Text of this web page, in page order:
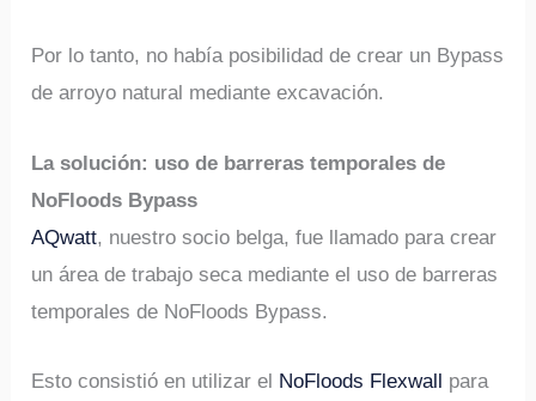
Por lo tanto, no había posibilidad de crear un Bypass
de arroyo natural mediante excavación.
La solución: uso de barreras temporales de
NoFloods Bypass
AQwatt, nuestro socio belga, fue llamado para crear
un área de trabajo seca mediante el uso de barreras
temporales de NoFloods Bypass.
Esto consistió en utilizar el NoFloods Flexwall para